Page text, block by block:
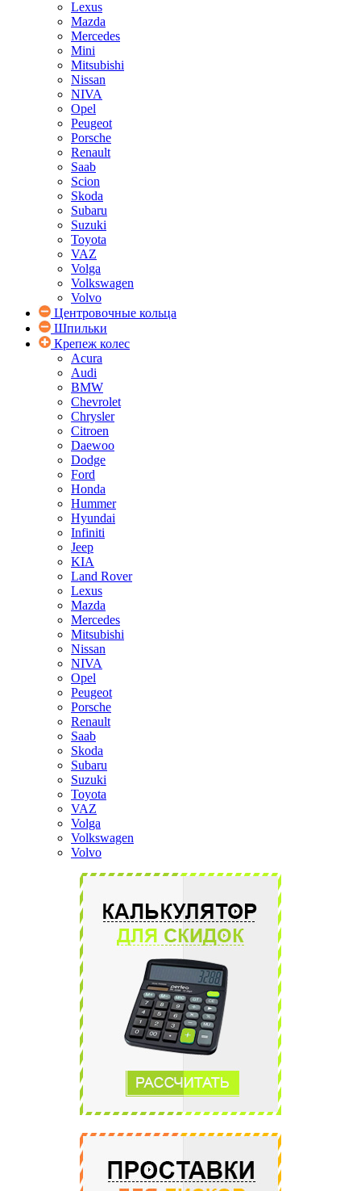
Lexus
Mazda
Mercedes
Mini
Mitsubishi
Nissan
NIVA
Opel
Peugeot
Porsche
Renault
Saab
Scion
Skoda
Subaru
Suzuki
Toyota
VAZ
Volga
Volkswagen
Volvo
Центровочные кольца
Шпильки
Крепеж колес
Acura
Audi
BMW
Chevrolet
Chrysler
Citroen
Daewoo
Dodge
Ford
Honda
Hummer
Hyundai
Infiniti
Jeep
KIA
Land Rover
Lexus
Mazda
Mercedes
Mitsubishi
Nissan
NIVA
Opel
Peugeot
Porsche
Renault
Saab
Skoda
Subaru
Suzuki
Toyota
VAZ
Volga
Volkswagen
Volvo